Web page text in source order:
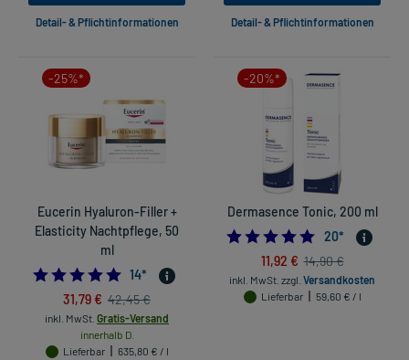
Detail- & Pflichtinformationen Detail- & Pflichtinformationen
-25%*
Eucerin Hyaluron-Filler +
Elasticity Nachtpflege, 50
ml
4.857142857142857
14*
31,79 € 42,45 €
inkl. MwSt. Gratis-Versand
innerhalb D.
Lieferbar
635,80 € / l
-20%*
Dermasence Tonic, 200 ml
4.95
20*
11,92 € 14,90 €
inkl. MwSt. zzgl. Versandkosten
Lieferbar
59,60 € / l